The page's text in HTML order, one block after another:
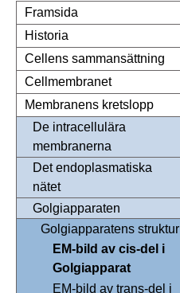
Framsida
Historia
Cellens sammansättning
Cellmembranet
Membranens kretslopp
De intracellulära
membranerna
Det endoplasmatiska
nätet
Golgiapparaten
Golgiapparatens struktur
EM-bild av cis-del i
Golgiapparat
EM-bild av trans-del i